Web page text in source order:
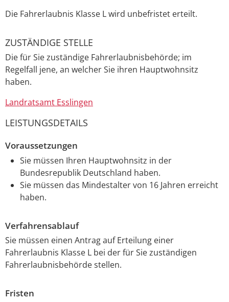
Die Fahrerlaubnis Klasse L wird unbefristet erteilt.
ZUSTÄNDIGE STELLE
Die für Sie zuständige Fahrerlaubnisbehörde; im
Regelfall jene, an welcher Sie ihren Hauptwohnsitz
haben.
Landratsamt Esslingen
LEISTUNGSDETAILS
Voraussetzungen
Sie müssen Ihren Hauptwohnsitz in der
Bundesrepublik Deutschland haben.
Sie müssen das Mindestalter von 16 Jahren erreicht
haben.
Verfahrensablauf
Sie müssen einen Antrag auf Erteilung einer
Fahrerlaubnis Klasse L bei der für Sie zuständigen
Fahrerlaubnisbehörde stellen.
Fristen